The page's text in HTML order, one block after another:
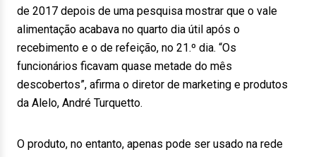
de 2017 depois de uma pesquisa mostrar que o vale
alimentação acabava no quarto dia útil após o
recebimento e o de refeição, no 21.º dia. “Os
funcionários ficavam quase metade do mês
descobertos”, afirma o diretor de marketing e produtos
da Alelo, André Turquetto.
O produto, no entanto, apenas pode ser usado na rede